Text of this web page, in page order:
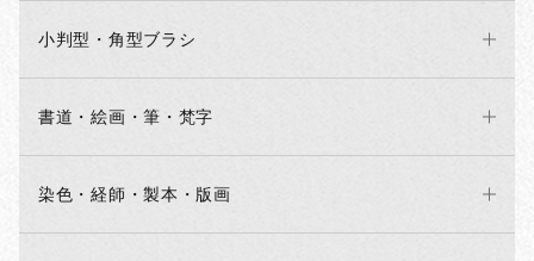
小判型・角型ブラシ
書道・絵画・筆・梵字
染色・経師・製本・版画